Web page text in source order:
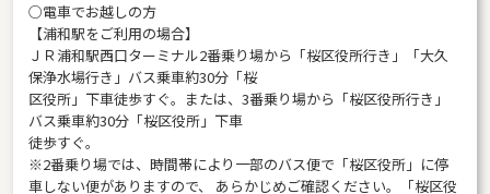
○電車でお越しの方
【浦和駅をご利用の場合】
ＪＲ浦和駅西口ターミナル2番乗り場から「桜区役所行き」「大久
保浄水場行き」バス乗車約30分「桜
区役所」下車徒歩すぐ。または、3番乗り場から「桜区役所行き」
バス乗車約30分「桜区役所」下車
徒歩すぐ。
※2番乗り場では、時間帯により一部のバス便で「桜区役所」に停
車しない便がありますので、 あらかじめご確認ください。「桜区役